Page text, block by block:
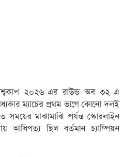
২০২৬-এর রাউন্ড অব ৩২-এ
ম্যাচের প্রথম ভাগে কোনো দলই
সময়ের মাঝামাঝি পর্যন্ত স্কোরলাইন
আধিপত্য ছিল বর্তমান চ্যাম্পিয়ন